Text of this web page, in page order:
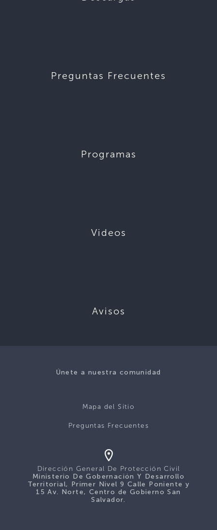
Preguntas Frecuentes
Programas
Videos
Avisos
Únete a nuestra comunidad
Mapa del Sitio
Preguntas Frecuentes
Dirección General De Protección Civil
Ministerio De Gobernación Y Desarrollo
Territorial, Primer Nivel 9 Calle Poniente y
15 Av. Norte, Centro de Gobierno San
Salvador.